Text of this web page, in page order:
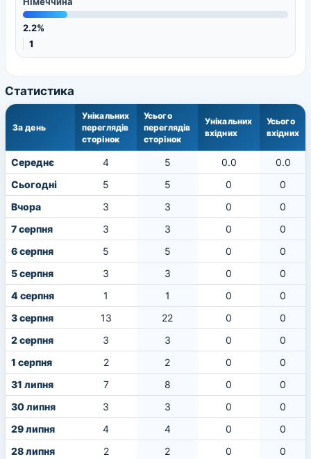
2.2%
1
Статистика
За день
Унікальних
переглядів
сторінок
Усього
переглядів
сторінок
Унікальних
вхідних
Усього
вхідних
Середнє 4 5 0.0
0.0
Сьогодні
5 5 0
0
Вчора
3 3 0
0
7 серпня
3 3 0
0
6 серпня
5 5 0
0
5 серпня
3 3 0
0
4 серпня
1 1 0
0
3 серпня
13 22 0
0
2 серпня
3 3 0
0
1 серпня
2 2 0
0
31 липня
7 8 0
0
30 липня
3 3 0
0
29 липня
4 4 0
0
28 липня
2 2 0
0